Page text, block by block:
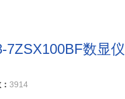
7ZSX100BF数显仪
3914